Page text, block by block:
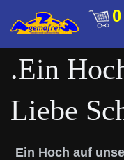
0
.Ein
Liebe
Ein Hoch auf